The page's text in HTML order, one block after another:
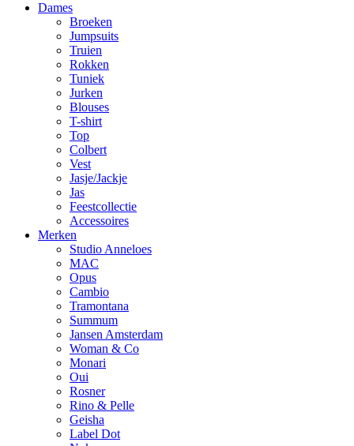
Dames
Broeken
Jumpsuits
Truien
Rokken
Tuniek
Jurken
Blouses
T-shirt
Top
Colbert
Vest
Jasje/Jackje
Jas
Feestcollectie
Accessoires
Merken
Studio Anneloes
MAC
Opus
Cambio
Tramontana
Summum
Jansen Amsterdam
Woman & Co
Monari
Oui
Rosner
Rino & Pelle
Geisha
Label Dot